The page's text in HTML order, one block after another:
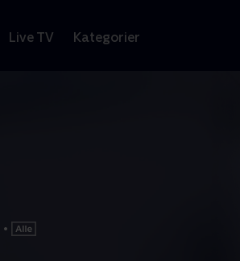
Live TV Kategorier
•